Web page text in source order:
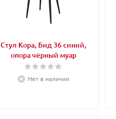
Стул Кора, Бид 36 синий,
опора чёрный муар
Нет в наличии